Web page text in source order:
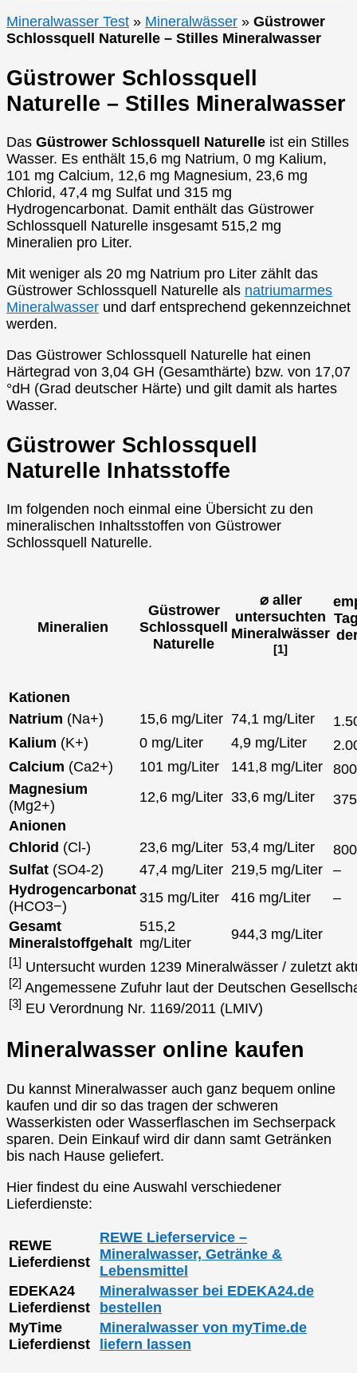
Mineralwasser Test » Mineralwässer » Güstrower
Schlossquell Naturelle – Stilles Mineralwasser
Güstrower Schlossquell
Naturelle – Stilles Mineralwasser
Das Güstrower Schlossquell Naturelle ist ein Stilles
Wasser. Es enthält 15,6 mg Natrium, 0 mg Kalium,
101 mg Calcium, 12,6 mg Magnesium, 23,6 mg
Chlorid, 47,4 mg Sulfat und 315 mg
Hydrogencarbonat. Damit enthält das Güstrower
Schlossquell Naturelle insgesamt 515,2 mg
Mineralien pro Liter.
Mit weniger als 20 mg Natrium pro Liter zählt das
Güstrower Schlossquell Naturelle als natriumarmes
Mineralwasser und darf entsprechend gekennzeichnet
werden.
Das Güstrower Schlossquell Naturelle hat einen
Härtegrad von 3,04 GH (Gesamthärte) bzw. von 17,07
°dH (Grad deutscher Härte) und gilt damit als hartes
Wasser.
Güstrower Schlossquell
Naturelle Inhatsstoffe
Im folgenden noch einmal eine Übersicht zu den
mineralischen Inhaltsstoffen von Güstrower
Schlossquell Naturelle.
Mineralien
Güstrower
Schlossquell
Naturelle
⌀ aller
untersuchten
Mineralwässer
[1]
Kationen
Natrium (Na+) 15,6 mg/Liter 74,1 mg/Liter
Kalium (K+) 0 mg/Liter 4,9 mg/Liter
Calcium (Ca2+) 101 mg/Liter 141,8 mg/Liter
Magnesium
(Mg2+)
12,6 mg/Liter 33,6 mg/Liter
Anionen
Chlorid (Cl-) 23,6 mg/Liter 53,4 mg/Liter
Sulfat (SO4-2) 47,4 mg/Liter 219,5 mg/Liter
–
Hydrogencarbonat
(HCO3−)
315 mg/Liter 416 mg/Liter
–
Gesamt
Mineralstoffgehalt
515,2
mg/Liter
944,3 mg/Liter
[1] Untersucht wurden 1239 Mineralwässer / zuletzt
[2] Angemessene Zufuhr laut der Deutschen
[3] EU Verordnung Nr. 1169/2011 (LMIV)
Mineralwasser online kaufen
Du kannst Mineralwasser auch ganz bequem online
kaufen und dir so das tragen der schweren
Wasserkisten oder Wasserflaschen im Sechserpack
sparen. Dein Einkauf wird dir dann samt Getränken
bis nach Hause geliefert.
Hier findest du eine Auswahl verschiedener
Lieferdienste:
REWE
Lieferdienst
REWE Lieferservice –
Mineralwasser, Getränke &
Lebensmittel
EDEKA24
Lieferdienst
Mineralwasser bei EDEKA24.de
bestellen
MyTime
Lieferdienst
Mineralwasser von myTime.de
liefern lassen